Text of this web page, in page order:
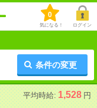
0
気になる！ ログイン
条件の変更
平均時給: 1,528 円